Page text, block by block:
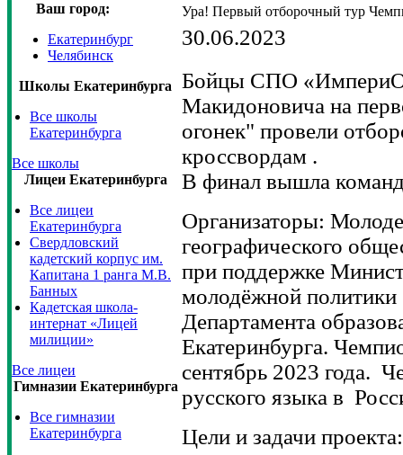
Ваш город:
Екатеринбург
Челябинск
Школы Екатеринбурга
Все школы
Екатеринбурга
Все школы
Лицеи Екатеринбурга
Все лицеи
Екатеринбурга
Свердловский
кадетский корпус им.
Капитана 1 ранга М.В.
Банных
Кадетская школа-
интернат «Лицей
милиции»
Все лицеи
Гимназии Екатеринбурга
Все гимназии
Екатеринбурга
Ура! Первый отборочный тур
30.06.2023
Бойцы СПО
Макидоновича на
огонек" провели
кроссвордам .
В финал вышла
Организаторы:
географического
при поддержке
молодёжной
Департамента
Екатеринбурга.
сентябрь 2023 года.
русского языка в
Цели и задачи проекта: